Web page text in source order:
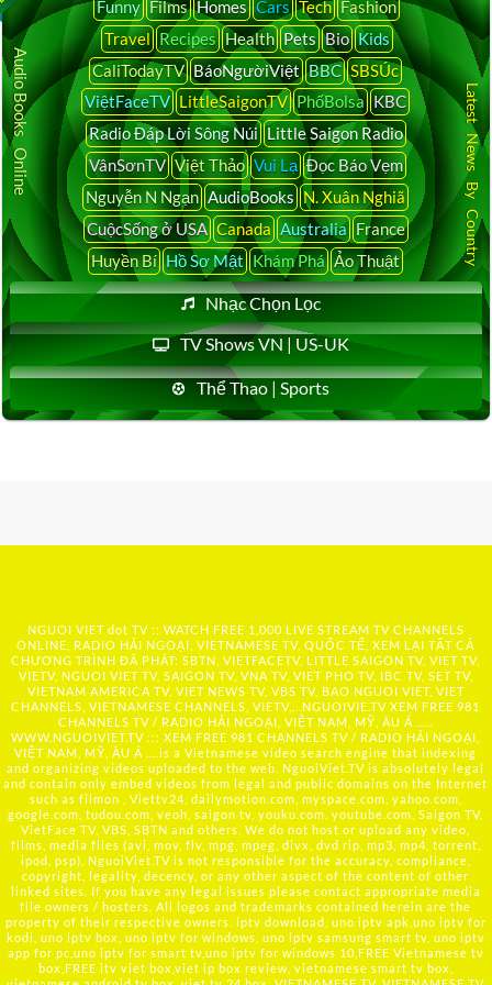
Funny Films Homes Cars Tech Fashion
Travel Recipes Health Pets Bio Kids
CaliTodayTV BáoNgườiViệt BBC SBSÚc
ViệtFaceTV LittleSaigonTV PhốBolsa KBC
Radio Đáp Lời Sông Núi Little Saigon Radio
VânSơnTV Việt Thảo Vui Lạ Đọc Báo Vẹm
Nguyễn N Ngạn AudioBooks N. Xuân Nghiã
CuộcSống ở USA Canada Australia France
Huyền Bí Hồ Sơ Mật Khám Phá Ảo Thuật
Nhạc Chọn Lọc
TV Shows VN | US-UK
Thể Thao | Sports
Audio Books Online Latest News By Country
NGUOI VIET dot TV :: WATCH FREE 1,000 LIVE STREAM TV CHANNELS
ONLINE, RADIO HẢI NGOẠI, VIETNAMESE TV, QUỐC TẾ, XEM LẠI TẤT CẢ
CHƯƠNG TRÌNH ĐÃ PHÁT: SBTN, VIETFACETV, LITTLE SAIGON TV, VIET TV,
VIETV, NGUOI VIET TV, SAIGON TV, VNA TV, VIET PHO TV, IBC TV, SET TV,
VIETNAM AMERICA TV, VIET NEWS TV, VBS TV, BAO NGUOI VIET, VIET
CHANNELS, VIETNAMESE CHANNELS, VIETV,... NGUOIVIE.TV XEM FREE 981
CHANNELS TV / RADIO HẢI NGOẠI, VIỆT NAM, MỸ, ÂU Á …..
WWW.NGUOIVIET.TV ::: XEM FREE 981 CHANNELS TV / RADIO HẢI NGOẠI,
VIỆT NAM, MỸ, ÂU Á ….is a Vietnamese video search engine that indexing
and organizing videos uploaded to the web. NguoiViet.TV is absolutely legal
and contain only embed videos from legal and public domains on the Internet
such as filmon , Viettv24, dailymotion.com, myspace.com, yahoo.com,
google.com, tudou.com, veoh, saigon tv, youku.com, youtube.com, Saigon TV,
VietFace TV, VBS, SBTN and others. We do not host or upload any video,
films, media files (avi, mov, flv, mpg, mpeg, divx, dvd rip, mp3, mp4, torrent,
ipod, psp), NguoiViet.TV is not responsible for the accuracy, compliance,
copyright, legality, decency, or any other aspect of the content of other
linked sites. If you have any legal issues please contact appropriate media
file owners / hosters. All logos and trademarks contained herein are the
property of their respective owners. iptv download, uno iptv apk,uno iptv for
kodi, uno iptv box, uno iptv for windows, uno iptv samsung smart tv, uno iptv
app for pc,uno iptv for smart tv,uno iptv for windows 10,FREE Vietnamese tv
box,FREE itv viet box,viet ip box review, vietnamese smart tv box,